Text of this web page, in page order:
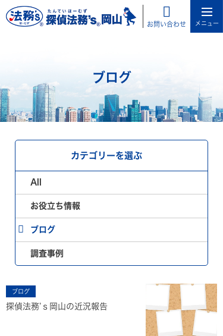
お問い合わせ
ブログ
カテゴリーを選ぶ
All
お役立ち情報
ブログ
調査事例
ブログ
探偵法務’ｓ岡山の近況報告